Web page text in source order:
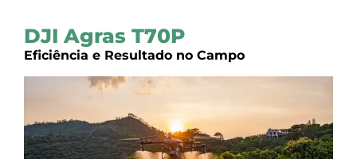
DJI Agras T70P
Eficiência e Resultado no Campo